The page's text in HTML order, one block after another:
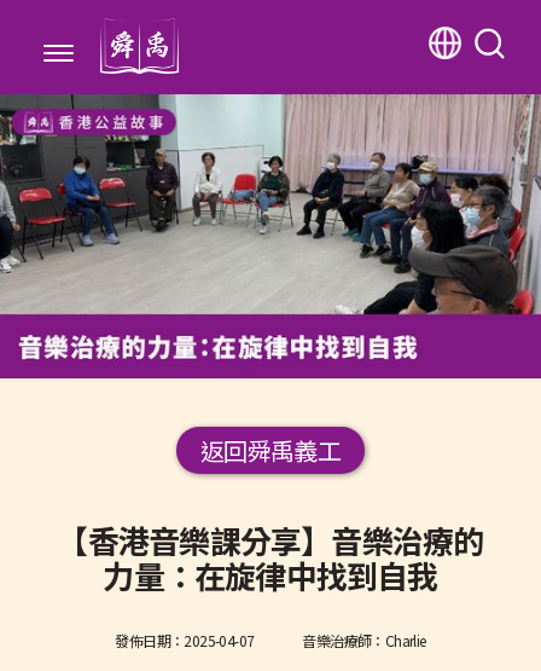
返回舜禹義工
【香港音樂課分享】音樂治療的
力量：在旋律中找到自我
發佈日期： 2025-04-07 音樂治療師：Charlie